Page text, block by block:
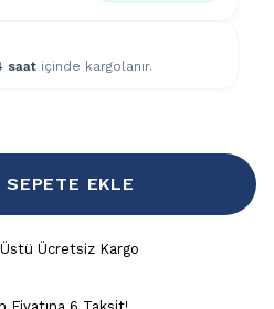
saat içinde kargolanır.
SEPETE EKLE
Ücretsiz Kargo
Fiyatına 6 Taksit!